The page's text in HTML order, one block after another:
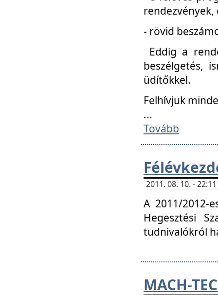
- rövid
Eddig a
beszélgetés,
üdítőkkel.
Felhívjuk
...
Tovább
2011. 08. 10. -
A 2011/2012-
Hegesztési
tudnivalókról
MACH-